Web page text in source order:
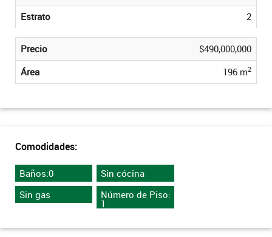
Estrato
2
Precio
$490,000,000
Área
196 m2
Comodidades:
Baños:0
Sin cócina
Sin gas
Número de Piso:
1